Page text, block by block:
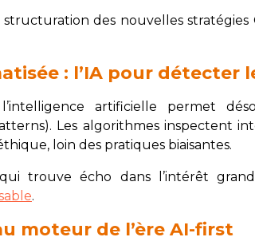
des nouvelles stratégies
: l’IA pour détecter
artificielle permet
Les algorithmes inspectent
loin des pratiques biaisantes.
trouve écho dans l’intérêt
.
moteur de l’ère AI-first